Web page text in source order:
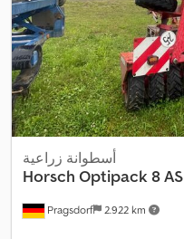
Pragsdorf 2.922 km
أسطوانة زراعية
Horsch Optipack 8 AS